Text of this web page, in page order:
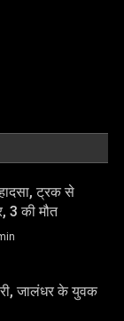
ट्रक से
3 की मौत
जालंधर के युवक